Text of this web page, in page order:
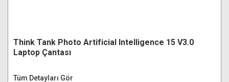
Think Tank Photo Artificial Intelligence 15 V3.0
Laptop Çantası
Tüm Detayları Gör